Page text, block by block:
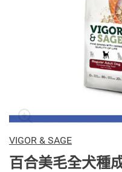
VIGOR & SAGE
百合美毛全犬種